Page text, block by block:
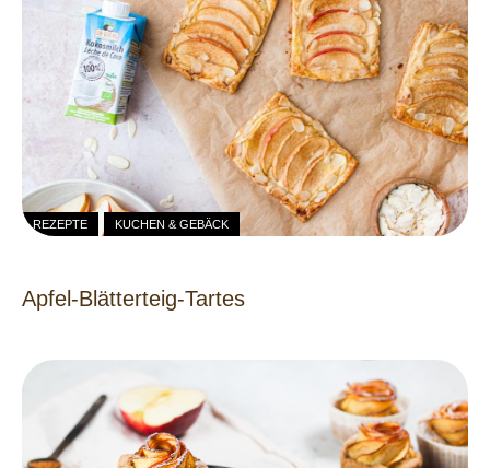
REZEPTE KUCHEN & GEBÄCK
Apfel-Blätterteig-Tartes